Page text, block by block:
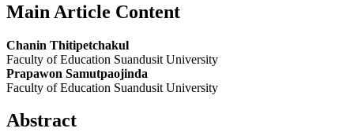
Main Article Content
Chanin Thitipetchakul
Faculty of Education Suandusit University
Prapawon Samutpaojinda
Faculty of Education Suandusit University
Abstract